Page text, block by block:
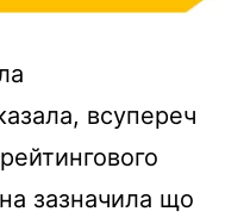
всупереч
зазначила що